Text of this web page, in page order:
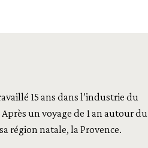
15 ans dans l’industrie du
un voyage de 1 an autour du
région natale, la Provence.